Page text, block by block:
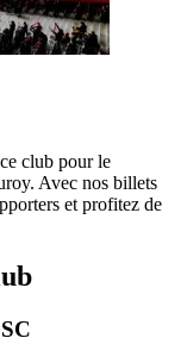
club pour le
Avec nos billets
et profitez de